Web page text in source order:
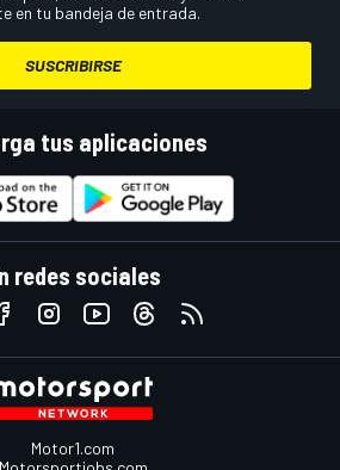
en tu bandeja de entrada.
SUSCRIBIRSE
tus aplicaciones
redes sociales
Motor1.com